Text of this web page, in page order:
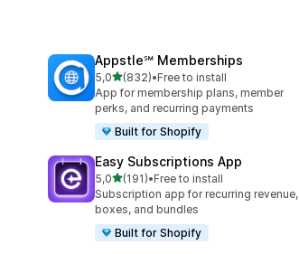
Appstle℠ Memberships
5,0/ 5 tähteä
(832)
832 arvostelua yhteensä
•Free to install
App for membership plans, member
perks, and recurring payments
Built for Shopify
Easy Subscriptions App
5,0/ 5 tähteä
(191)
191 arvostelua yhteensä
•Free to install
Subscription app for recurring revenue,
boxes, and bundles
Built for Shopify